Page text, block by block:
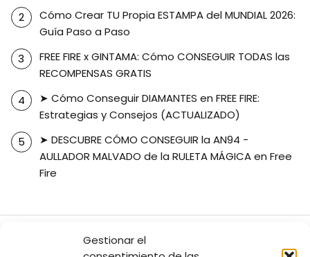
Gestionar el
Cómo Crear TU Propia ESTAMPA del MUNDIAL 2026:
Guía Paso a Paso
FREE FIRE x GINTAMA: Cómo CONSEGUIR TODAS las
RECOMPENSAS GRATIS
➤ Cómo Conseguir DIAMANTES en FREE FIRE:
Estrategias y Consejos (ACTUALIZADO)
➤ DESCUBRE CÓMO CONSEGUIR la AN94 -
AULLADOR MALVADO de la RULETA MÁGICA en Free
Fire
➤ ¡RECLAMA la FAMAS - OSCURIDAD URBANA de la RULETA